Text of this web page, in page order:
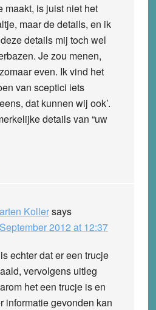
maakt, is juist niet het
maar de details, en ik
details mij toch wel
Je zou menen,
even. Ik vind het
van sceptici iets
dat kunnen wij ook’.
details van “uw
Kollersays
2012 at 12:37
echter dat er een trucje
vervolgens uitleg
het een trucje is en
informatie gevonden kan